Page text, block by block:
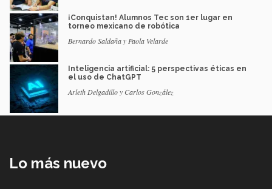
¡Conquistan! Alumnos Tec son 1er lugar en
torneo mexicano de robótica
Bernardo Saldaña y Paola Velarde
Inteligencia artificial: 5 perspectivas éticas en
el uso de ChatGPT
Arleth Delgadillo y Carlos González
Lo más nuevo